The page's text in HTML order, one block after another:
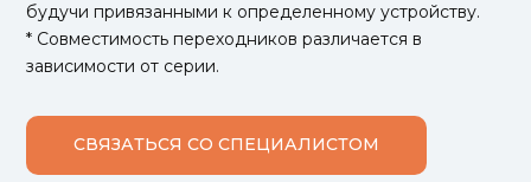
будучи привязанными к определенному устройству.
* Совместимость переходников различается в
зависимости от серии.
СВЯЗАТЬСЯ СО СПЕЦИАЛИСТОМ